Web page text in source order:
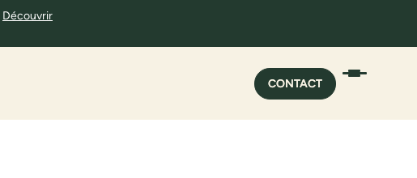
Découvrir
CONTACT
CONTACT